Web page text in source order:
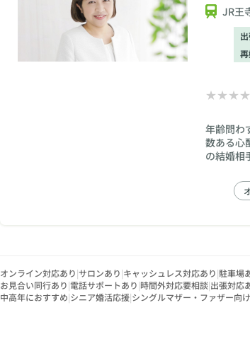
JR王
年齢問わ
数ある心
の結婚相
幸せな
てくだ
オンライン対応あり|サロンあり|キャッシュレス対応あり|駐車場
お見合い同行あり|電話サポートあり|時間外対応要相談|出張対応
中高年におすすめ|シニア婚活応援|シングルマザー・ファザー向け